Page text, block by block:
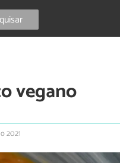
vegano
2021